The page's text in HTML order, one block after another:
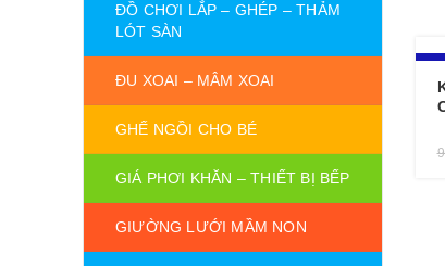
ĐỒ CHƠI LẮP – GHÉP – THẢM
LÓT SÀN
ĐU XOAI – MÂM XOAI
GHẾ NGỒI CHO BÉ
GIÁ PHƠI KHĂN – THIẾT BỊ BẾP
GIƯỜNG LƯỚI MẦM NON